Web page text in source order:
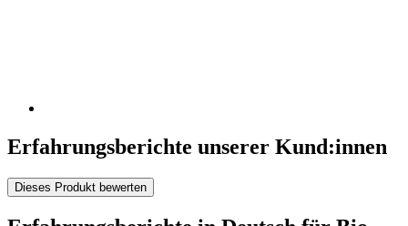
Erfahrungsberichte unserer Kund:innen
Dieses Produkt bewerten